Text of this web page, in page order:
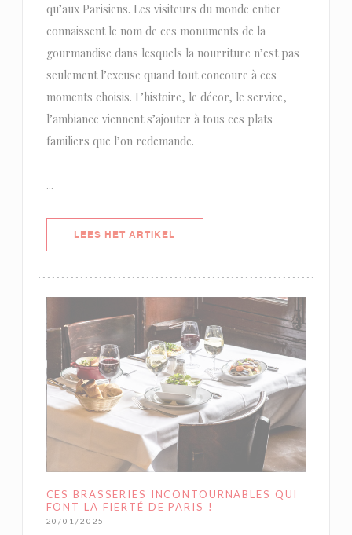
qu’aux Parisiens. Les visiteurs du monde entier
connaissent le nom de ces monuments de la
gourmandise dans lesquels la nourriture n’est pas
seulement l’excuse quand tout concoure à ces
moments choisis. L’histoire, le décor, le service,
l’ambiance viennent s’ajouter à tous ces plats
familiers que l’on redemande.
...
LEES HET ARTIKEL
CES BRASSERIES INCONTOURNABLES QUI
FONT LA FIERTÉ DE PARIS !
20/01/2025